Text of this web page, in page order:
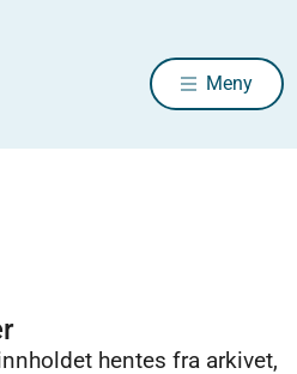
Meny
hentes fra arkivet,